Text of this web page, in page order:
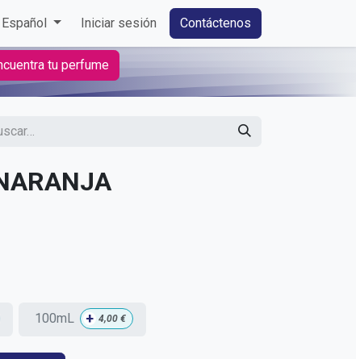
Español Iniciar sesión Contáctenos
tu perfume
100mL + 4,00 €